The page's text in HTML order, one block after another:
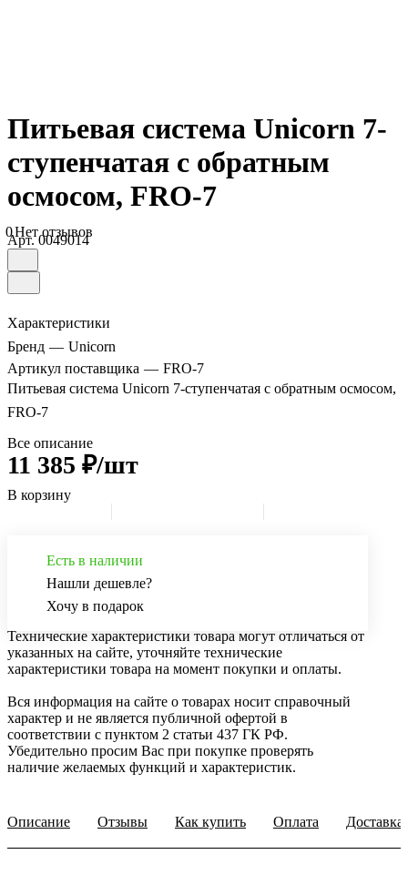
Питьевая система Unicorn 7-
ступенчатая с обратным
осмосом, FRO-7
0Нет отзывов
Арт.0049014
Характеристики
Бренд — Unicorn
Артикул поставщика — FRO-7
Питьевая система Unicorn 7-ступенчатая с обратным осмосом,
FRO-7
Все описание
11 385 ₽/шт
В корзину
Есть в наличии
Нашли дешевле?
Хочу в подарок
Технические характеристики товара могут отличаться от
указанных на сайте, уточняйте технические
характеристики товара на момент покупки и оплаты.
Вся информация на сайте о товарах носит справочный
характер и не является публичной офертой в
соответствии с пунктом 2 статьи 437 ГК РФ.
Убедительно просим Вас при покупке проверять
наличие желаемых функций и характеристик.
Описание Отзывы Как купить Оплата Доставка